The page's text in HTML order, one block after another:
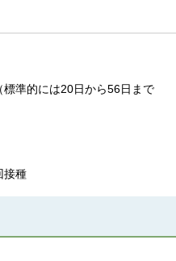
準的には20日から56日まで
接種